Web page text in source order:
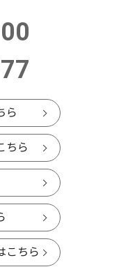
ら
ちら
こちら